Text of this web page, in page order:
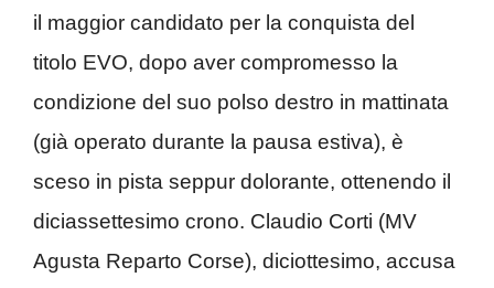
il maggior candidato per la conquista del
titolo EVO, dopo aver compromesso la
condizione del suo polso destro in mattinata
(già operato durante la pausa estiva), è
sceso in pista seppur dolorante, ottenendo il
diciassettesimo crono. Claudio Corti (MV
Agusta Reparto Corse), diciottesimo, accusa